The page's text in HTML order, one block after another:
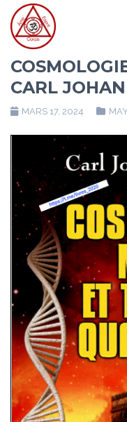
CARL
MARS 17, 2024